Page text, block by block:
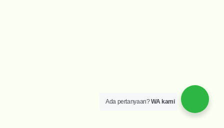
Ada pertanyaan?WA kami